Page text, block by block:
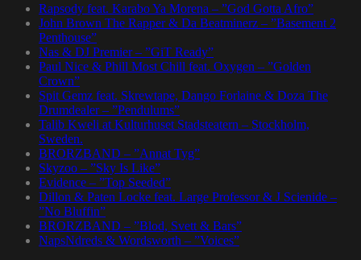
Rapsody feat. Karabo Ya Morena – ”God Gotta Afro”
John Brown The Rapper & Da Beatminerz – ”Basement 2
Penthouse”
Nas & DJ Premier – ”GiT Ready”
Paul Nice & Phill Most Chill feat. Oxygen – ”Golden
Crown”
Spit Gemz feat. Skrewtape, Dango Forlaine & Doza The
Drumdealer – ”Pendulums”
Talib Kweli at Kulturhuset Stadsteatern – Stockholm,
Sweden.
BRORZBAND – ”Annat Tyg”
Skyzoo – ”Sky Is Like”
Evidence – ”Top Seeded”
Dillon & Paten Locke feat. Large Professor & J Scienide –
”No Bluffin”
BRORZBAND – ”Blod, Svett & Bars”
NapsNdreds & Wordsworth – ”Voices”